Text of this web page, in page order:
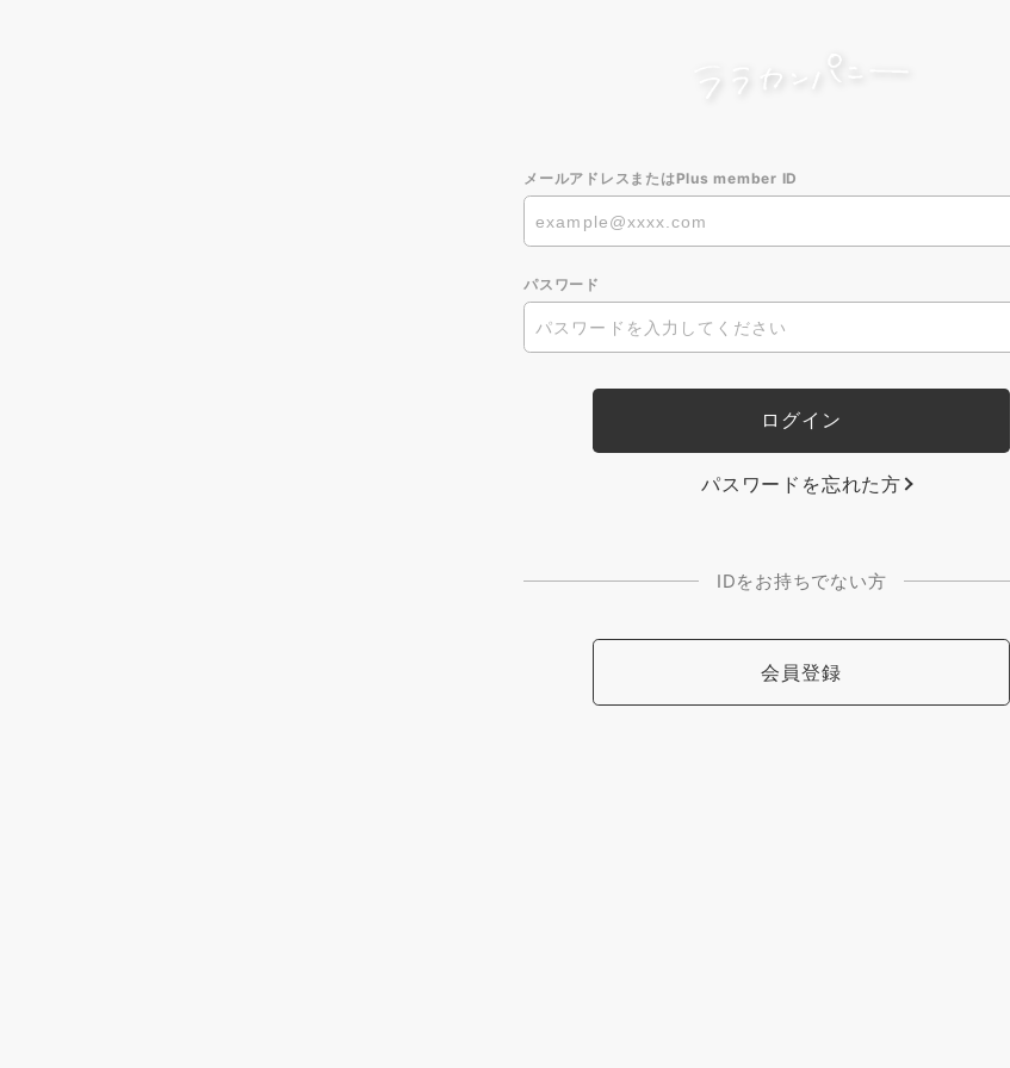
メールアドレスまたはPlus member ID
パスワード
パスワードを忘れた方
IDをお持ちでない方
会員登録